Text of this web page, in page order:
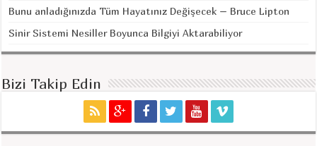
Bunu anladığınızda Tüm Hayatınız Değişecek – Bruce Lipton
Sinir Sistemi Nesiller Boyunca Bilgiyi Aktarabiliyor
Bizi Takip Edin